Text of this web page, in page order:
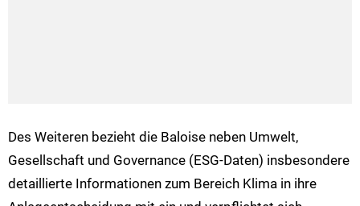
Des Weiteren bezieht die Baloise neben Umwelt,
Gesellschaft und Governance (ESG-Daten) insbesondere
detaillierte Informationen zum Bereich Klima in ihre